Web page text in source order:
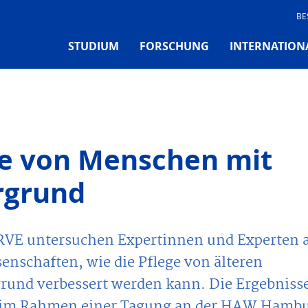
STUDIUM FORSCHUNG
von Menschen mit
untersuchen Expertinnen und Experten
wie die Pflege von älteren
verbessert werden kann. Die